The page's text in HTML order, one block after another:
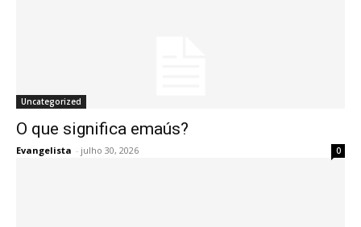
Uncategorized
O que significa emaús?
Evangelista - julho 30, 2026 0